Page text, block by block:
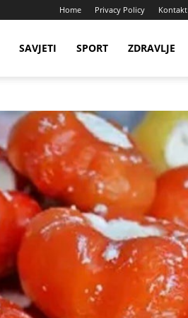
Home Privacy Policy Kontakt
SAVJETI SPORT ZDRAVLJE